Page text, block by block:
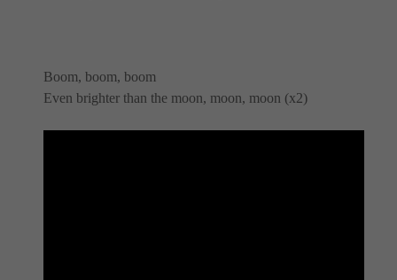
Boom, boom, boom
Even brighter than the moon, moon, moon (x2)